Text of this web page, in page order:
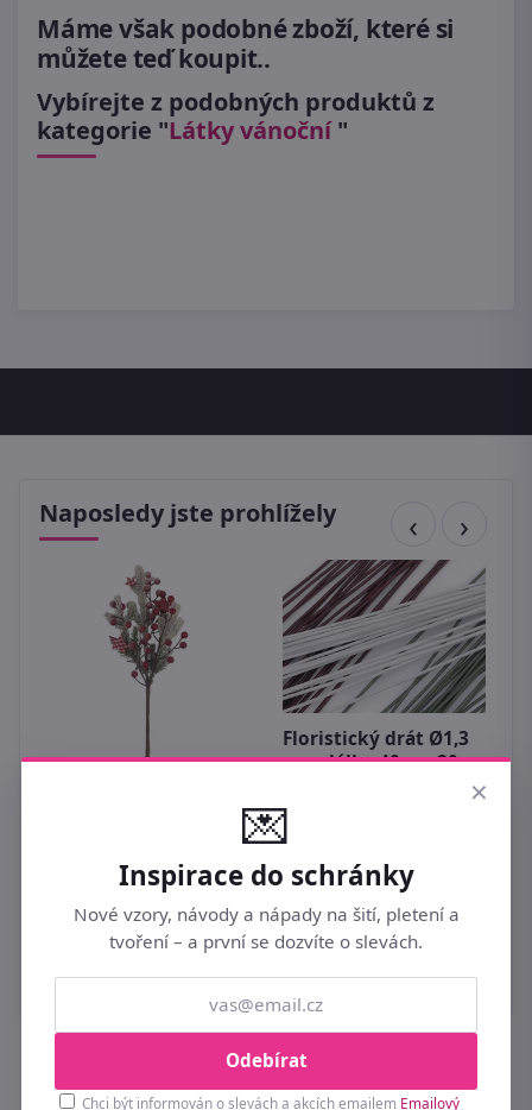
Máme však podobné zboží, které si
můžete teď koupit..
Vybírejte z podobných produktů z
kategorie "Látky vánoční"
Naposledy jste prohlížely
Floristický drát Ø1,3
mm délka 40 cm 20
79 Kč
Buďte první u novinek a slev 💌
×
💌
Inspirace do schránky
Nové vzory, návody a nápady na šití, pletení a
tvoření – a první se dozvíte o slevách.
Odebírat
Chci být informován o slevách a akcích emailem Emailový